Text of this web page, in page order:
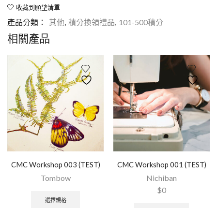
收藏到願望清單
產品分類： 其他 積分換領禮品 101-500積分
相關產品
CMC Workshop 003 (TEST)
Tombow
選擇規格
CMC Workshop 001 (TEST)
Nichiban
$0